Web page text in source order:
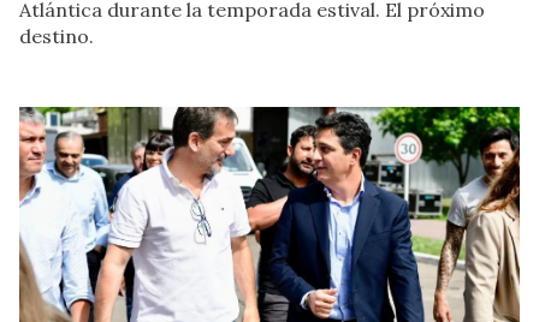
Atlántica durante la temporada estival. El próximo
destino.